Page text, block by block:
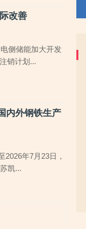
改善
侧储能加大开发
销计划...
内外钢铁生产
2026年7月23日，
凯...